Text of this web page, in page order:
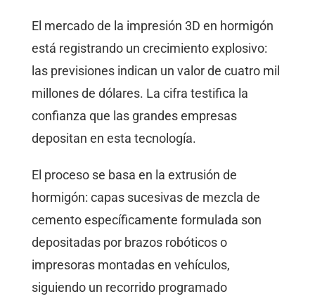
El mercado de la impresión 3D en hormigón
está registrando un crecimiento explosivo:
las previsiones indican un valor de cuatro mil
millones de dólares. La cifra testifica la
confianza que las grandes empresas
depositan en esta tecnología.
El proceso se basa en la extrusión de
hormigón: capas sucesivas de mezcla de
cemento específicamente formulada son
depositadas por brazos robóticos o
impresoras montadas en vehículos,
siguiendo un recorrido programado